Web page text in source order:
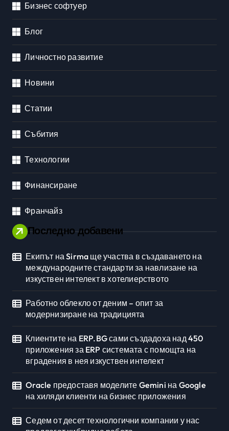
Бизнес софтуер
Блог
Личностно развитие
Новини
Статии
Събития
Технологии
Финансиране
Франчайз
Последно добавени
Екипът на Sirma ще участва в създаването на
международните стандарти за навлизане на
изкуствен интелект в хотелиерството
Работно облекло от деним – опит за
модернизиране на традицията
Клиентите на ERP.BG сами създадоха над 450
приложения за ERP системата с помощта на
вградения в нея изкуствен интелект
Oracle предоставя моделите Gemini на Google
на хиляди клиенти на бизнес приложения
Седем от десет технологични компании у нас